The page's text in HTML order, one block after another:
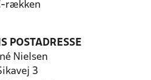
rækken
POSTADRESSE
Nielsen
3